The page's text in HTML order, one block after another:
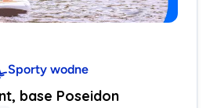
Sporty wodne
base Poseidon